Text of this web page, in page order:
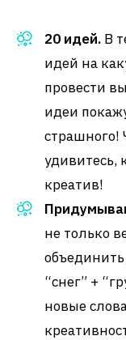
20 идей. В
идей на
провести
идеи
страшного!
удивитесь,
креатив!
не только
“снег” +
новые